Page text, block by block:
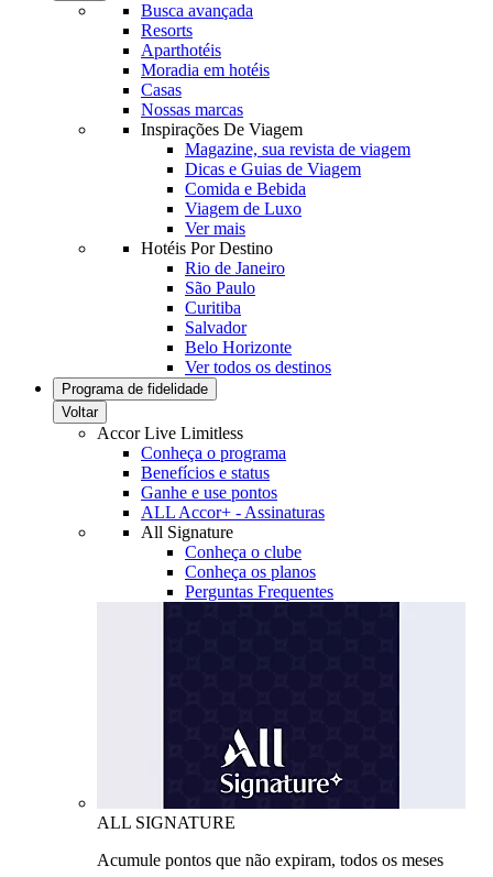
Busca avançada
Resorts
Aparthotéis
Moradia em hotéis
Casas
Nossas marcas
Inspirações De Viagem
Magazine, sua revista de viagem
Dicas e Guias de Viagem
Comida e Bebida
Viagem de Luxo
Ver mais
Hotéis Por Destino
Rio de Janeiro
São Paulo
Curitiba
Salvador
Belo Horizonte
Ver todos os destinos
Programa de fidelidade
Voltar
Accor Live Limitless
Conheça o programa
Benefícios e status
Ganhe e use pontos
ALL Accor+ - Assinaturas
All Signature
Conheça o clube
Conheça os planos
Perguntas Frequentes
ALL SIGNATURE
Acumule pontos que não expiram, todos os meses